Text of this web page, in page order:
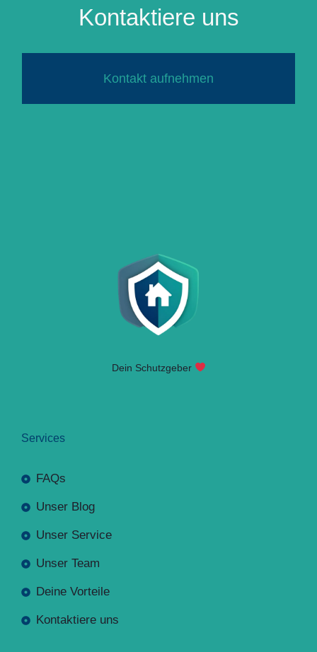
Kontaktiere uns
Kontakt aufnehmen
Dein Schutzgeber
Services
FAQs
Unser Blog
Unser Service
Unser Team
Deine Vorteile
Kontaktiere uns